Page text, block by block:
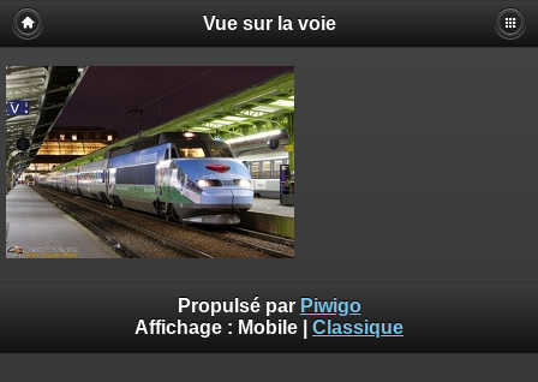
Vue sur la voie
Propulsé par Piwigo
Affichage : Mobile Classique